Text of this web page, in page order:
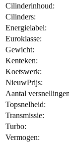
Cilinderinhoud:
Cilinders:
Energielabel:
Euroklasse:
Gewicht:
Kenteken:
Koetswerk:
NieuwPrijs:
Aantal
Topsnelheid:
Transmissie:
Turbo:
Vermogen: